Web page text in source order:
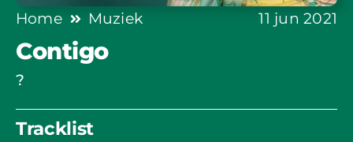
Home Muziek 11 jun 2021
Contigo
?
Tracklist